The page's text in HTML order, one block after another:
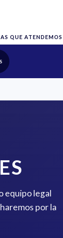
QUE ATENDEMOS
equipo legal
por la